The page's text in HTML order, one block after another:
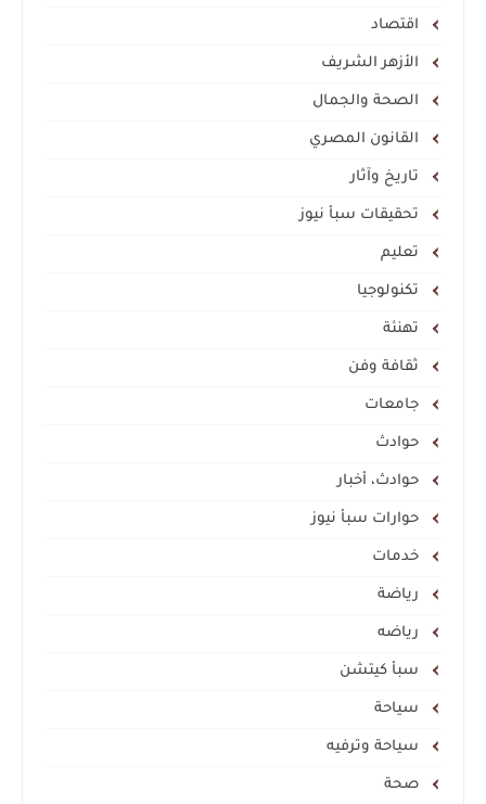
اقتصاد
الأزهر الشريف
الصحة والجمال
القانون المصري
تاريخ وآثار
تحقيقات سبأ نيوز
تعليم
تكنولوجيا
تهنئة
ثقافة وفن
جامعات
حوادث
حوادث، أخبار
حوارات سبأ نيوز
خدمات
رياضة
رياضه
سبأ كيتشن
سياحة
سياحة وترفيه
صحة